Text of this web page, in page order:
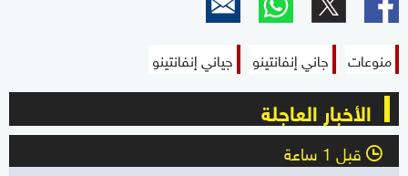
منوعات جاني إنفانتينو جياني إنفانتينو
الأخبار العاجلة
l قبل 1 ساعة